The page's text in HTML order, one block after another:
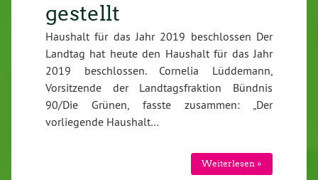
gestellt
Haushalt für das Jahr 2019 beschlossen Der
Landtag hat heute den Haushalt für das Jahr
2019 beschlossen. Cornelia Lüddemann,
Vorsitzende der Landtagsfraktion Bündnis
90/Die Grünen, fasste zusammen: „Der
vorliegende Haushalt…
Weiterlesen »